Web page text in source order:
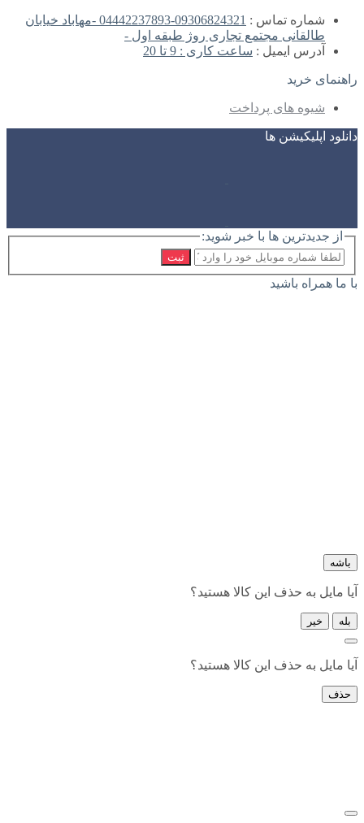
شماره تماس :
09306824321-04442237893 -مهاباد خیابان
طالقانی مجتمع تجاری روژ طبقه اول -
آدرس ایمیل : ساعت کاری : 9 تا 20
راهنمای خرید
شیوه های پرداخت
دانلود اپلیکیشن ها
از جدیدترین ها با خبر شوید:
ثبت
با ما همراه باشید
باشه
آیا مایل به حذف این کالا هستید؟
بله خیر
آیا مایل به حذف این کالا هستید؟
حذف